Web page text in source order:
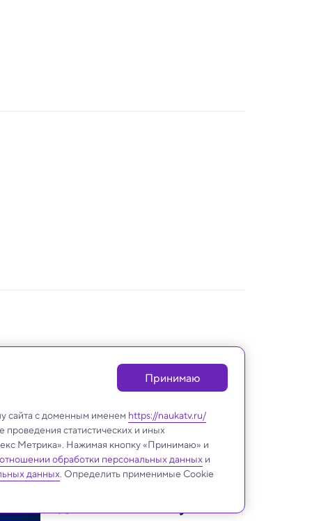
Новости «Науки»
Принимаю
сайта с доменным именем https://naukatv.ru/
статистических и иных
Метрика». Нажимая кнопку «Принимаю» и
обработки персональных данныхи
данных. Определить применимые Cookie